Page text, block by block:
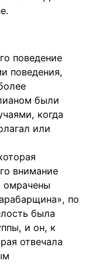
поведение
поведения,
были
когда
или
внимание
омрачены
по
была
и он, к
отвечала